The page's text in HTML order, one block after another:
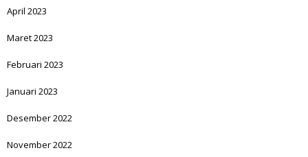
April 2023
Maret 2023
Februari 2023
Januari 2023
Desember 2022
November 2022